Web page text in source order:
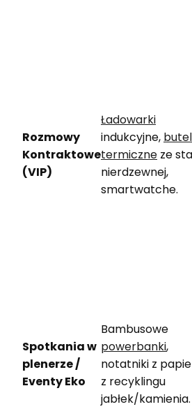
Rozmowy
Kontraktowe
(VIP)
Ładowarki
indukcyjne,
termiczne ze
nierdzewnej,
smartwatche.
Spotkania w
plenerze /
Eventy Eko
Bambusowe
powerbanki,
notatniki z
z recyklingu
jabłek/kamienia.